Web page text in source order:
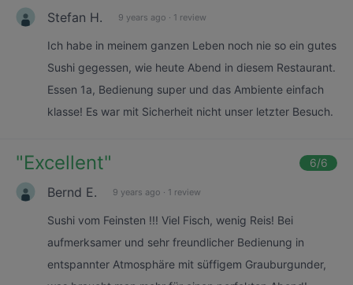
Stefan H. 9 years ago · 1 review
Ich habe in meinem ganzen Leben noch nie so ein gutes
Sushi gegessen, wie heute Abend in diesem Restaurant.
Essen 1a, Bedienung super und das Ambiente einfach
klasse! Es war mit Sicherheit nicht unser letzter Besuch.
"Excellent" 6/6
Bernd E. 9 years ago · 1 review
Sushi vom Feinsten !!! Viel Fisch, wenig Reis! Bei
aufmerksamer und sehr freundlicher Bedienung in
entspannter Atmosphäre mit süffigem Grauburgunder,